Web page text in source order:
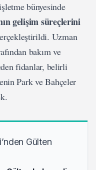
bünyesinde
gelişim süreçlerini
Uzman
bakım ve
fidanlar, belirli
Park ve Bahçeler